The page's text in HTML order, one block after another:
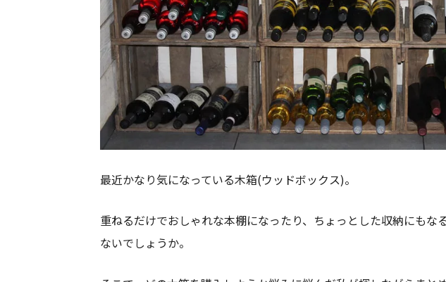
最近かなり気になっている木箱(ウッドボックス)。
重ねるだけでおしゃれな本棚になったり、ちょっとした収納にもな
ないでしょうか。